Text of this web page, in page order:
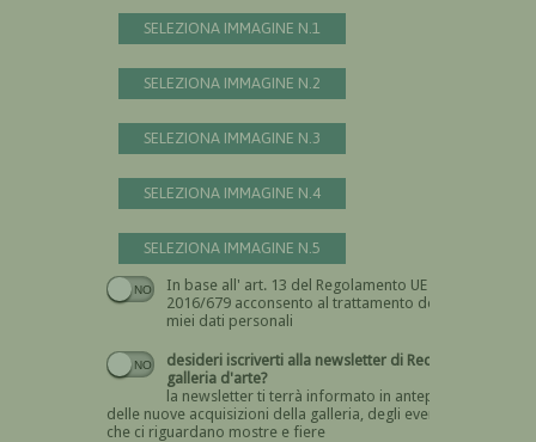
SELEZIONA IMMAGINE N.1
SELEZIONA IMMAGINE N.2
SELEZIONA IMMAGINE N.3
SELEZIONA IMMAGINE N.4
SELEZIONA IMMAGINE N.5
In base all' art. 13 del Regolamento UE n.
2016/679 acconsento al trattamento dei
miei dati personali
Devi dare il consenso
desideri iscriverti alla newsletter di Recta
galleria d'arte?
la newsletter ti terrà informato in anteprima
delle nuove acquisizioni della galleria, degli eventi
che ci riguardano mostre e fiere